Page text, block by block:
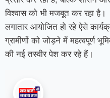
विश्वास को भी मजबूत कर रहा है।
लगातार आयोजित हो रहे ऐसे
ग्रामीणों को जोड़ने में महत्वपूर्ण
की नई तस्वीर पेश कर रहे हैं।